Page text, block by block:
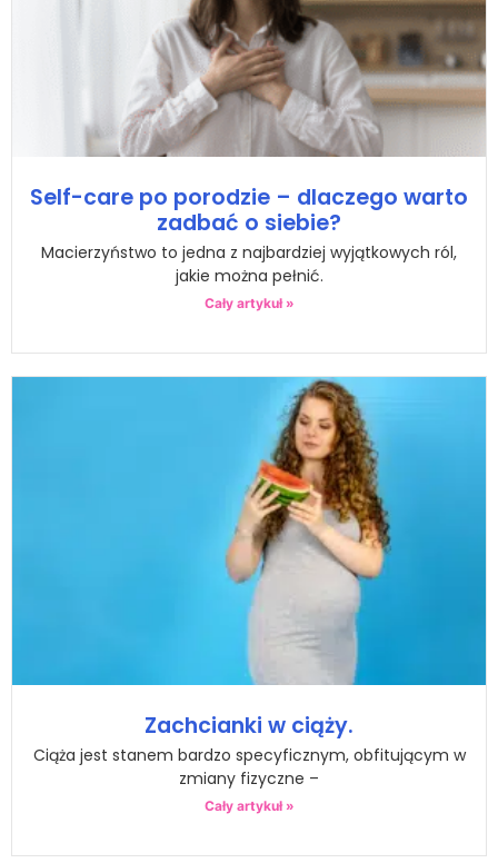
Self-care po porodzie – dlaczego warto
zadbać o siebie?
Macierzyństwo to jedna z najbardziej wyjątkowych ról,
jakie można pełnić.
Cały artykuł »
Zachcianki w ciąży.
Ciąża jest stanem bardzo specyficznym, obfitującym w
zmiany fizyczne –
Cały artykuł »